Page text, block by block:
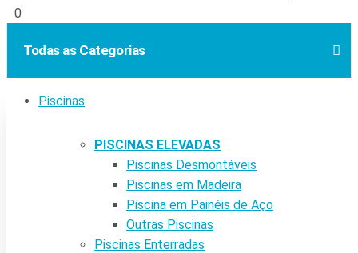
0
Todas as Categorias
Piscinas
PISCINAS ELEVADAS
Piscinas Desmontáveis
Piscinas em Madeira
Piscina em Painéis de Aço
Outras Piscinas
Piscinas Enterradas